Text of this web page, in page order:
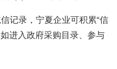
记录，宁夏企业可积累“信
进入政府采购目录、参与